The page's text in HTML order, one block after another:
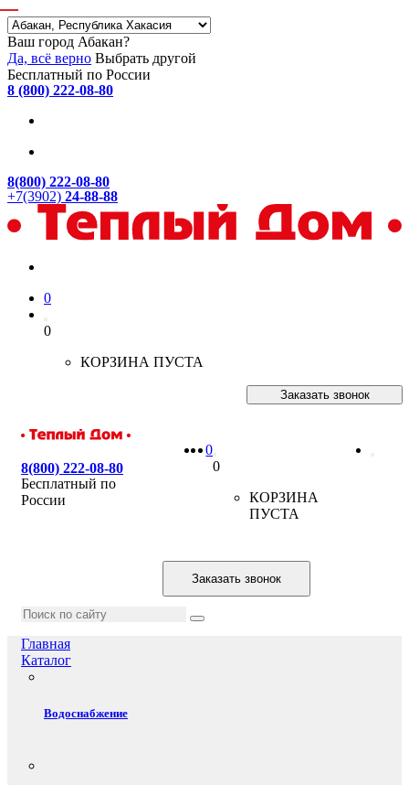
Ваш город Абакан?
Да, всё верно Выбрать другой
Бесплатный по России
8 (800) 222-08-80
8(800) 222-08-80
+7(3902) 24-88-88
0
0
КОРЗИНА ПУСТА
Заказать звонок
8(800) 222-08-80
Бесплатный по
России
0
0
КОРЗИНА
ПУСТА
Заказать звонок
Главная
Каталог
Водоснабжение